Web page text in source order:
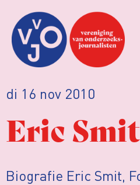
di 16 nov 2010
Eric Smit
Biografie Eric Smit,